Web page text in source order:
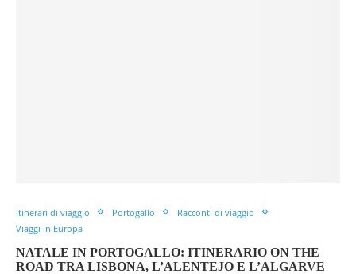
Itinerari di viaggio Portogallo
Racconti di viaggio
Viaggi in Europa
NATALE IN PORTOGALLO: ITINERARIO ON THE
ROAD TRA LISBONA, L’ALENTEJO E L’ALGARVE